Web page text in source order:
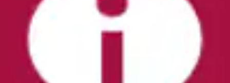
Standspiegel »DONNA« Höhe 190 cm
Spinder Design
Aktueller Preis
440,99 €